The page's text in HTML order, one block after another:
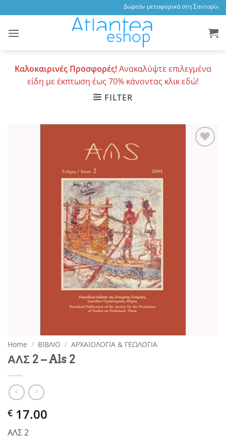
to
content
Δωρεάν μεταφορικά στη
Καλοκαιρινές Προσφορές!Ανακαλύψτε επιλεγμένα
είδη με έκπτωση έως 70% κάνοντας κλικ εδώ!
FILTER
Home / ΒΙΒΛΙΟ / ΑΡΧΑΙΟΛΟΓΙΑ & ΓΕΩΛΟΓΙΑ
ΑΛΣ 2 – Als 2
€ 17.00
ΑΛΣ 2